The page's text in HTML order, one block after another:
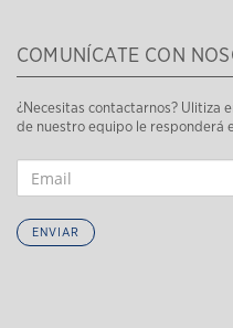
COMUNÍCATE CON
¿Necesitas contactarnos? Ulitiza
de nuestro equipo le responderá
ENVIAR